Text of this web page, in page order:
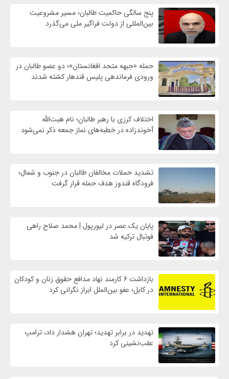
پنج سالگی حاکمیت طالبان؛ مسیر مشروعیت
بین‌المللی از دولت فراگیر ملی می‌گذرد
حمله «جبهه متحد افغانستان»؛ دو عضو طالبان در
ورودی فرماندهی پلیس قندهار کشته شدند
اختلاف کرزی با رهبر طالبان؛ نام هبت‌الله
آخوندزاده در خطبه‌های نماز جمعه ذکر نمی‌شود
تشدید حملات مخالفان طالبان در جنوب و شمال؛
فرودگاه قندوز هدف حمله قرار گرفت
پایان یک عصر در لیورپول | محمد صلاح راهی
فوتبال ترکیه شد
بازداشت ۶ کارمند نهاد مدافع حقوق زنان و کودکان
در کابل؛ عفو بین‌الملل ابراز نگرانی کرد
تهدید در برابر تهدید؛ تهران هشدار داد، ترامپ
عقب‌نشینی کرد